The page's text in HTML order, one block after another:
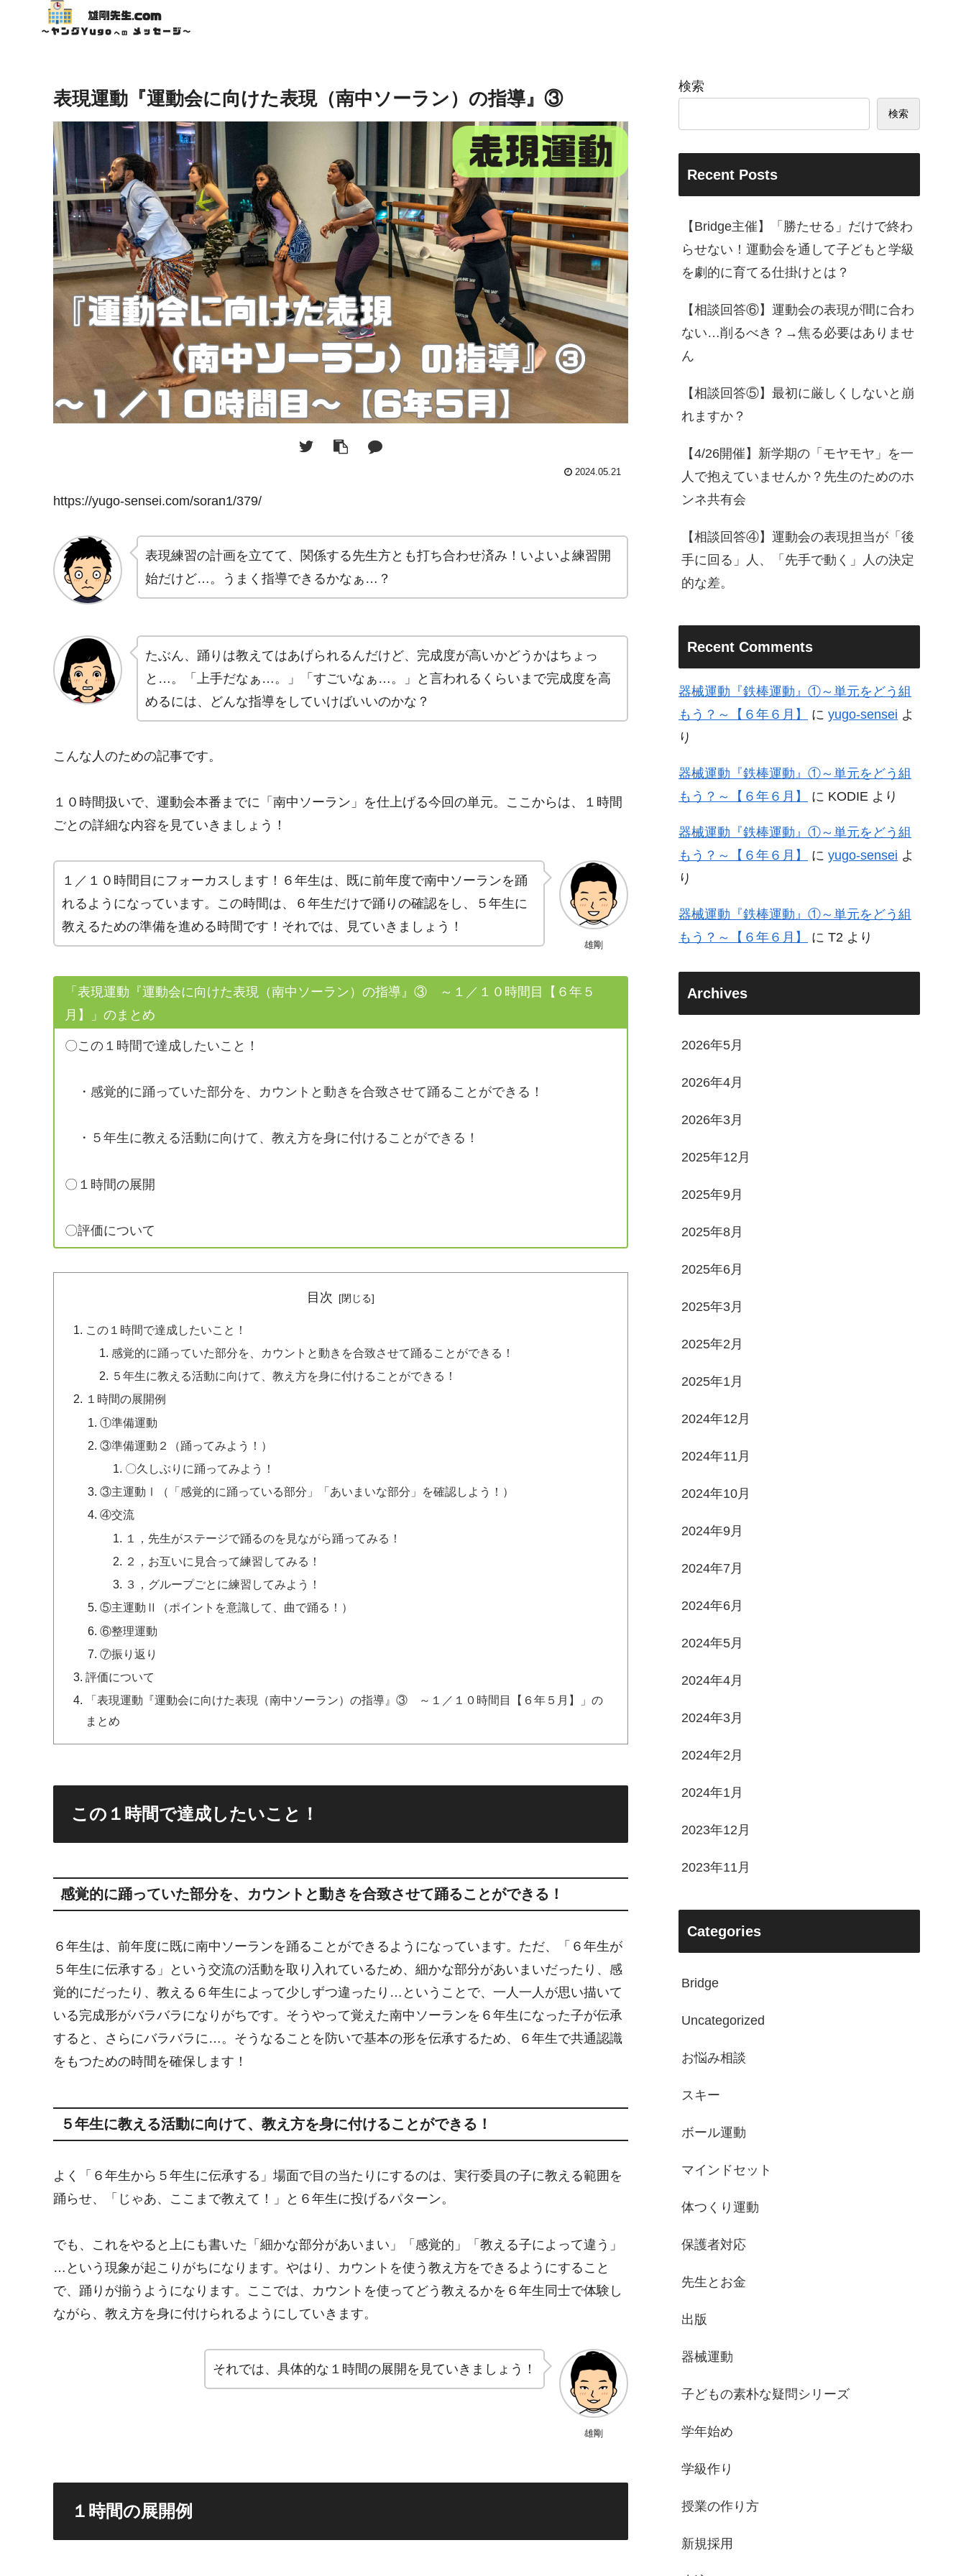
表現運動『運動会に向けた表現（南中ソーラン）の指導』③
2024.05.21
https://yugo-sensei.com/soran1/379/
表現練習の計画を立てて、関係する先生方とも打ち合わせ済み！いよいよ練習開
始だけど…。うまく指導できるかなぁ…？
たぶん、踊りは教えてはあげられるんだけど、完成度が高いかどうかはちょっ
と…。「上手だなぁ…。」「すごいなぁ…。」と言われるくらいまで完成度を高
めるには、どんな指導をしていけばいいのかな？
こんな人のための記事です。
１０時間扱いで、運動会本番までに「南中ソーラン」を仕上げる今回の単元。ここからは、１時間
ごとの詳細な内容を見ていきましょう！
雄剛
１／１０時間目にフォーカスします！６年生は、既に前年度で南中ソーランを踊
れるようになっています。この時間は、６年生だけで踊りの確認をし、５年生に
教えるための準備を進める時間です！それでは、見ていきましょう！
「表現運動『運動会に向けた表現（南中ソーラン）の指導』③ ～１／１０時間目【６年５
月】」のまとめ
〇この１時間で達成したいこと！
・感覚的に踊っていた部分を、カウントと動きを合致させて踊ることができる！
・５年生に教える活動に向けて、教え方を身に付けることができる！
〇１時間の展開
〇評価について
目次
この１時間で達成したいこと！
感覚的に踊っていた部分を、カウントと動きを合致させて踊ることができる！
５年生に教える活動に向けて、教え方を身に付けることができる！
１時間の展開例
①準備運動
③準備運動２（踊ってみよう！）
〇久しぶりに踊ってみよう！
③主運動Ⅰ（「感覚的に踊っている部分」「あいまいな部分」を確認しよう！）
④交流
１，先生がステージで踊るのを見ながら踊ってみる！
２，お互いに見合って練習してみる！
３，グループごとに練習してみよう！
⑤主運動Ⅱ（ポイントを意識して、曲で踊る！）
⑥整理運動
⑦振り返り
評価について
「表現運動『運動会に向けた表現（南中ソーラン）の指導』③ ～１／１０時間目【６年５月】」の
まとめ
この１時間で達成したいこと！
感覚的に踊っていた部分を、カウントと動きを合致させて踊ることができる！
６年生は、前年度に既に南中ソーランを踊ることができるようになっています。ただ、「６年生が
５年生に伝承する」という交流の活動を取り入れているため、細かな部分があいまいだったり、感
覚的にだったり、教える６年生によって少しずつ違ったり…ということで、一人一人が思い描いて
いる完成形がバラバラになりがちです。そうやって覚えた南中ソーランを６年生になった子が伝承
すると、さらにバラバラに…。そうなることを防いで基本の形を伝承するため、６年生で共通認識
をもつための時間を確保します！
５年生に教える活動に向けて、教え方を身に付けることができる！
よく「６年生から５年生に伝承する」場面で目の当たりにするのは、実行委員の子に教える範囲を
踊らせ、「じゃあ、ここまで教えて！」と６年生に投げるパターン。
でも、これをやると上にも書いた「細かな部分があいまい」「感覚的」「教える子によって違う」
…という現象が起こりがちになります。やはり、カウントを使う教え方をできるようにすること
で、踊りが揃うようになります。ここでは、カウントを使ってどう教えるかを６年生同士で体験し
ながら、教え方を身に付けられるようにしていきます。
雄剛
それでは、具体的な１時間の展開を見ていきましょう！
１時間の展開例
検索
検索
Recent Posts
【Bridge主催】「勝たせる」だけで終わ
らせない！運動会を通して子どもと学級
を劇的に育てる仕掛けとは？
【相談回答⑥】運動会の表現が間に合わ
ない…削るべき？→焦る必要はありませ
ん
【相談回答⑤】最初に厳しくしないと崩
れますか？
【4/26開催】新学期の「モヤモヤ」を一
人で抱えていませんか？先生のためのホ
ンネ共有会
【相談回答④】運動会の表現担当が「後
手に回る」人、「先手で動く」人の決定
的な差。
Recent Comments
器械運動『鉄棒運動』①～単元をどう組
もう？～【６年６月】
に yugo-sensei よ
り
器械運動『鉄棒運動』①～単元をどう組
もう？～【６年６月】
に KODIE より
器械運動『鉄棒運動』①～単元をどう組
もう？～【６年６月】
に yugo-sensei よ
り
器械運動『鉄棒運動』①～単元をどう組
もう？～【６年６月】
に T2 より
Archives
2026年5月
2026年4月
2026年3月
2025年12月
2025年9月
2025年8月
2025年6月
2025年3月
2025年2月
2025年1月
2024年12月
2024年11月
2024年10月
2024年9月
2024年7月
2024年6月
2024年5月
2024年4月
2024年3月
2024年2月
2024年1月
2023年12月
2023年11月
Categories
Bridge
Uncategorized
お悩み相談
スキー
ボール運動
マインドセット
体つくり運動
保護者対応
先生とお金
出版
器械運動
子どもの素朴な疑問シリーズ
学年始め
学級作り
授業の作り方
新規採用